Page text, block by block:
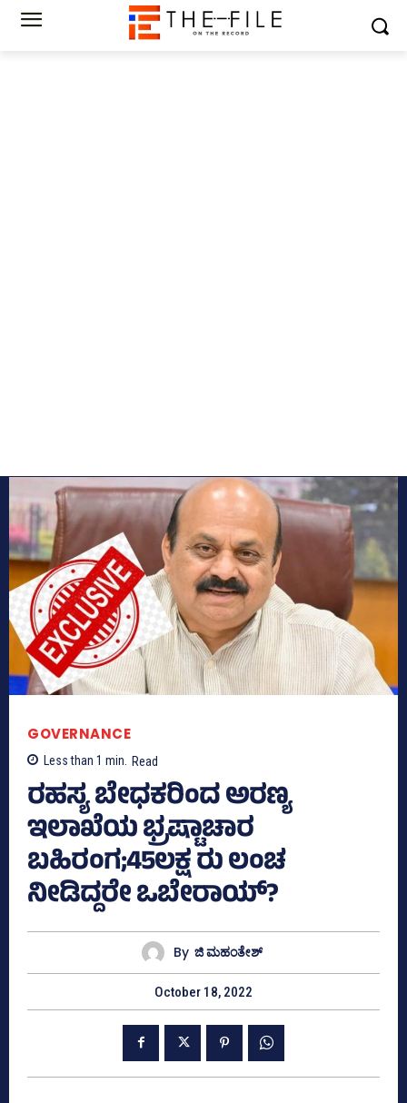
GOVERNANCE
Less than 1 min. Read
ರಹಸ್ಯ ಬೇಧಕರಿಂದ ಅರಣ್ಯ
ಇಲಾಖೆಯ ಭ್ರಷ್ಟಾಚಾರ
ಬಹಿರಂಗ;45ಲಕ್ಷ ರು ಲಂಚ
ನೀಡಿದ್ದರೇ ಒಬೇರಾಯ್‌?
By ಜಿ ಮಹಂತೇಶ್
October 18, 2022